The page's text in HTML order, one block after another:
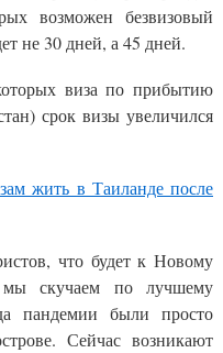
возможен безвизовый
не 30 дней, а 45 дней.
виза по прибытию
срок визы увеличился
жить в Таиланде после
что будет к Новому
скучаем по лучшему
пандемии были просто
Сейчас возникают